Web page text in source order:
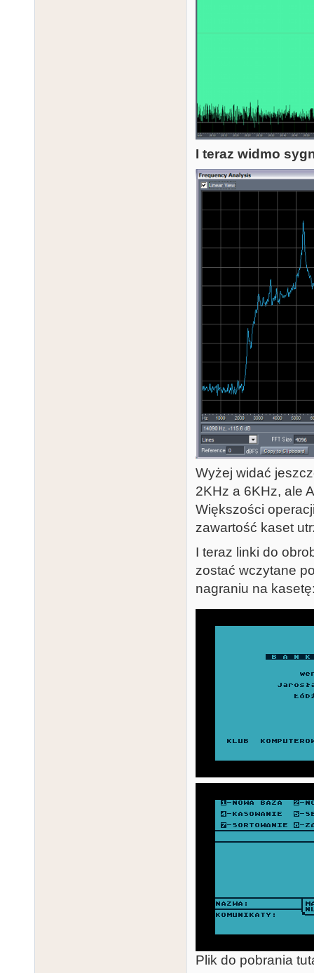
I teraz widmo
Wyżej widać
2KHz a 6KHz, ale
Większości
zawartość kaset
I teraz linki do
zostać wczytane
nagraniu na
Plik do pobrania